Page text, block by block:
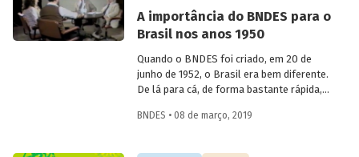
colhido pelo programa de memória do
Banco, durante as comemorações do
aniversário de 60 anos da instituição, em
2012, compartilha sua visão quanto à
atuação institucional na produção de
estudos e linhas de pesquisa.
A importância do BNDES para o
Brasil nos anos 1950
Quando o BNDES foi criado, em 20 de
junho de 1952, o Brasil era bem diferente.
De lá para cá, de forma bastante rápida,
desencadeadas ao mesmo tempo, em
o país começou a ficar moderno. Em
BNDES • 08 de março, 2019